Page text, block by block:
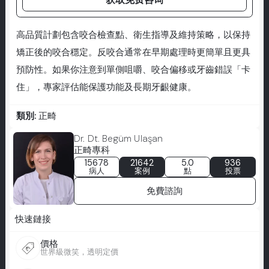
高品質計劃包含咬合檢查點、衛生指導及維持策略，以保持
矯正後的咬合穩定。反咬合通常在早期處理時更簡單且更具
預防性。如果你注意到單側咀嚼、咬合偏移或牙齒錯誤「卡
住」，專家評估能保護功能及長期牙齦健康。
類別: 正畸
Dr. Dt. Begüm Ulaşan
正畸專科
15678
病人
21642
案例
5.0
點
936
投票
免費諮詢
快速鏈接
價格
世界級微笑，透明定價